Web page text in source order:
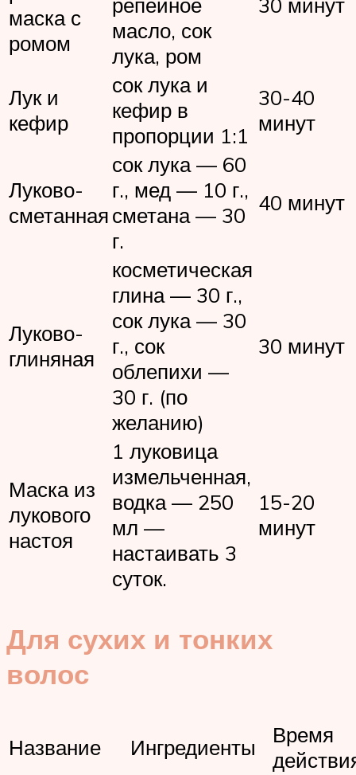
маска с
ромом
масло, сок
лука, ром
Лук и
кефир
сок лука и
кефир в
пропорции 1:1
30-40
минут
Луково-
сметанная
сок лука — 60
г., мед — 10 г.,
сметана — 30
г.
40 минут
Луково-
глиняная
косметическая
глина — 30 г.,
сок лука — 30
г., сок
облепихи —
30 г. (по
желанию)
30 минут
Маска из
лукового
настоя
1 луковица
измельченная,
водка — 250
мл —
настаивать 3
суток.
15-20
минут
Для сухих и тонких
волос
Название Ингредиенты
Время